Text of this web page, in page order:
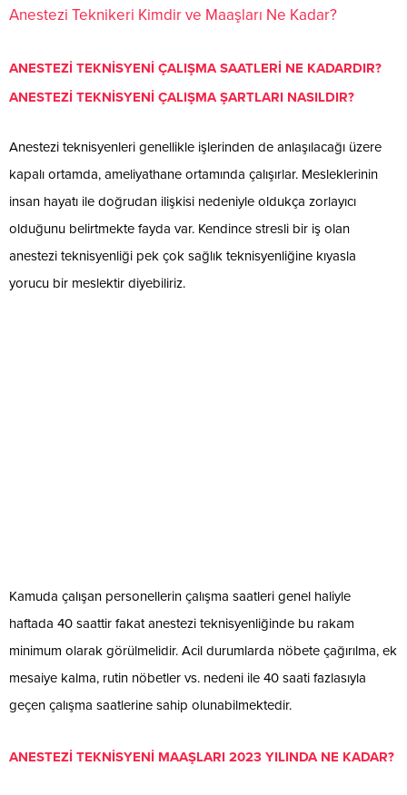
Anestezi Teknikeri Kimdir ve Maaşları Ne Kadar?
ANESTEZİ TEKNİSYENİ ÇALIŞMA SAATLERİ NE KADARDIR?
ANESTEZİ TEKNİSYENİ ÇALIŞMA ŞARTLARI NASILDIR?
Anestezi teknisyenleri genellikle işlerinden de anlaşılacağı üzere
kapalı ortamda, ameliyathane ortamında çalışırlar. Mesleklerinin
insan hayatı ile doğrudan ilişkisi nedeniyle oldukça zorlayıcı
olduğunu belirtmekte fayda var. Kendince stresli bir iş olan
anestezi teknisyenliği pek çok sağlık teknisyenliğine kıyasla
yorucu bir meslektir diyebiliriz.
Kamuda çalışan personellerin çalışma saatleri genel haliyle
haftada 40 saattir fakat anestezi teknisyenliğinde bu rakam
minimum olarak görülmelidir. Acil durumlarda nöbete çağırılma, ek
mesaiye kalma, rutin nöbetler vs. nedeni ile 40 saati fazlasıyla
geçen çalışma saatlerine sahip olunabilmektedir.
ANESTEZİ TEKNİSYENİ MAAŞLARI 2023 YILINDA NE KADAR?